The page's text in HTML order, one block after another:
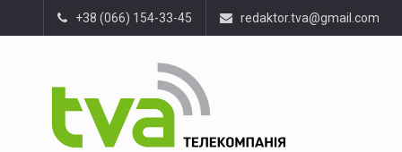
+38 (066) 154-33-45 redaktor.tva@gmail.com